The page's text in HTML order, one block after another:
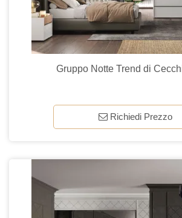
Gruppo Notte Trend di
Richiedi Prezzo